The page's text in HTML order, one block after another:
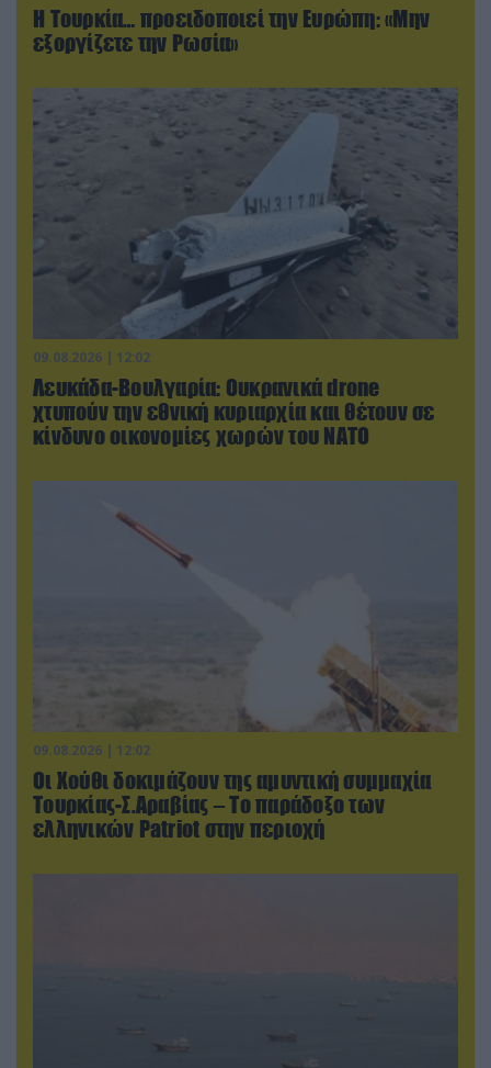
Η Τουρκία… προειδοποιεί την Ευρώπη: «Μην
εξοργίζετε την Ρωσία»
09.08.2026 | 12:02
Λευκάδα-Βουλγαρία: Ουκρανικά drone
χτυπούν την εθνική κυριαρχία και θέτουν σε
κίνδυνο οικονομίες χωρών του ΝΑΤΟ
09.08.2026 | 12:02
Οι Χούθι δοκιμάζουν της αμυντική συμμαχία
Τουρκίας-Σ.Αραβίας – Το παράδοξο των
ελληνικών Patriot στην περιοχή